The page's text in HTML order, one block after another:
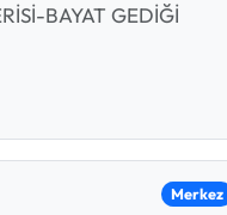
BAYAT GEDİĞİ
Merkez